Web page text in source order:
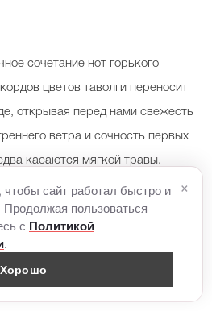
сочетание нот горького
цветов таволги переносит
открывая перед нами свежесть
ветра и сочность первых
касаются мягкой травы.
которые не боятся
но сохраняют внутри
сайт работал быстро и
пользоваться
с Политикой
.
Хорошо
×